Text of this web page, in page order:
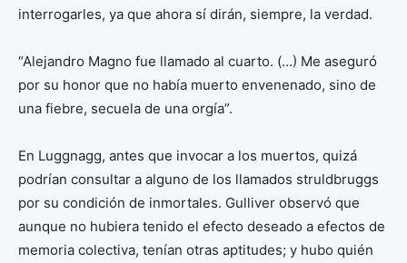
interrogarles, ya que ahora sí dirán, siempre, la verdad.
“Alejandro Magno fue llamado al cuarto. (…) Me aseguró
por su honor que no había muerto envenenado, sino de
una fiebre, secuela de una orgía”.
En Luggnagg, antes que invocar a los muertos, quizá
podrían consultar a alguno de los llamados struldbruggs
por su condición de inmortales. Gulliver observó que
aunque no hubiera tenido el efecto deseado a efectos de
memoria colectiva, tenían otras aptitudes; y hubo quién